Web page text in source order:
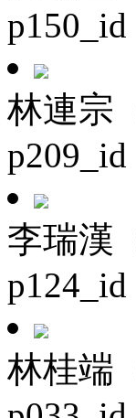
p150_id
林連宗
p209_id
李瑞漢
p124_id
林桂端